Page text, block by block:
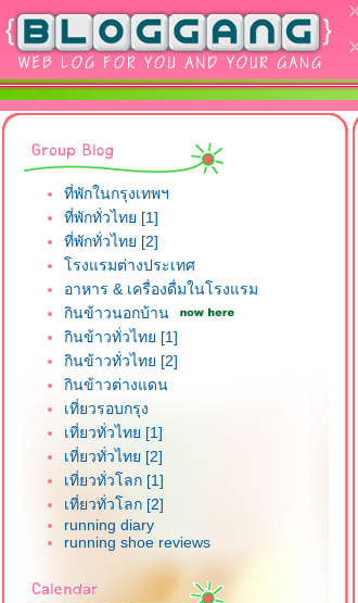
ที่พักในกรุงเทพฯ
ที่พักทั่วไทย [1]
ที่พักทั่วไทย [2]
รงแรมต่างประเทศ
อาหาร & เครื่องดื่มในโรงแรม
กินข้าวนอกบ้าน
กินข้าวทั่วไทย [1]
กินข้าวทั่วไทย [2]
กินข้าวต่างแดน
เที่ยวรอบกรุง
เที่ยวทั่วไทย [1]
เที่ยวทั่วไทย [2]
เที่ยวทั่วโลก [1]
เที่ยวทั่วโลก [2]
running diary
running shoe reviews